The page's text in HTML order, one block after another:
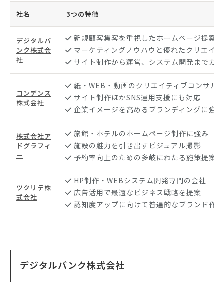
社名 3つの特徴
デジタルバ
ンク株式会
社
新規顧客集客を重視したホームページ提案
マーケティングノウハウと優れたクリエイ
サイト制作から運営、システム開発までカ
コンデンス
株式会社
紙・WEB・動画のクリエイティブコンサル
サイト制作ほかSNS運用支援にも対応
企業イメージを高めるブランディングに強み
株式会社ア
ドグラフィ
ー
旅館・ホテルのホームページ制作に強み
施設の魅力を引き出すビジュアル撮影
予約率向上のための多岐にわたる施策提案
ツクリテ株
式会社
HP制作・WEBシステム開発専門の会社
広告活用で最適なビジネス戦略を提案
認知度アップに向けて普遍的なブランド作
デジタルバンク株式会社